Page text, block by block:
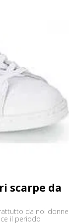
scarpe da
da noi donne
il periodo